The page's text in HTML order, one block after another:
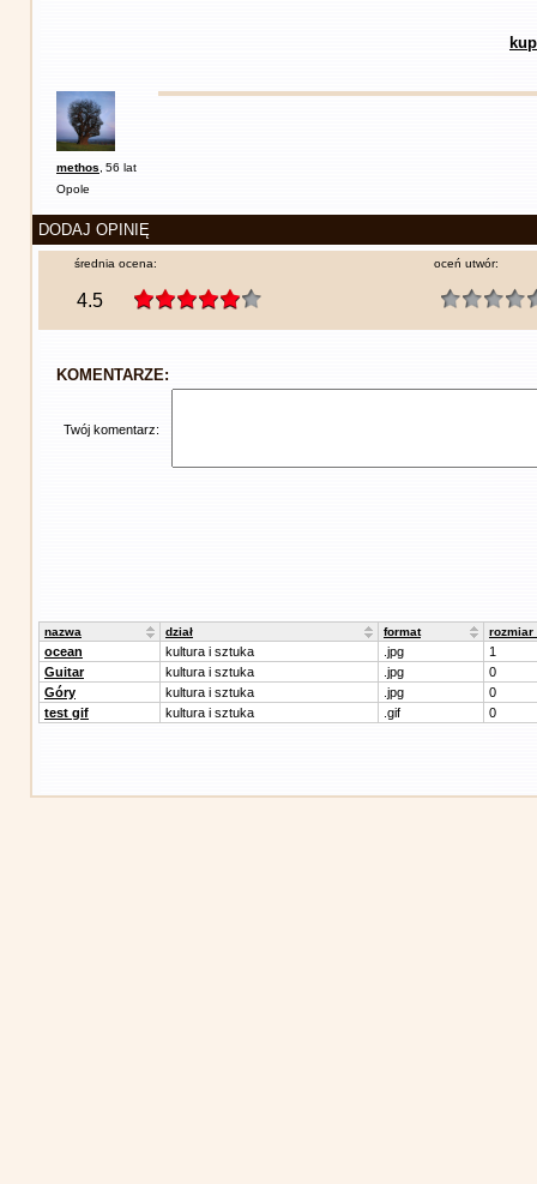
methos 56 lat
Opole
DODAJ OPINIĘ
średnia ocena:
4.5
oceń utwór:
KOMENTARZE:
Twój komentarz:
nazwa dział format rozmiar
ocean kultura i sztuka .jpg
1
Guitar
kultura i sztuka .jpg
0
Góry
kultura i sztuka .jpg
0
test gif
kultura i sztuka .gif 0